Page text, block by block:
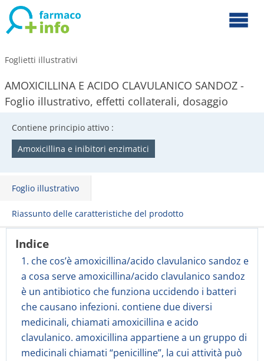
Foglietti illustrativi
AMOXICILLINA E ACIDO CLAVULANICO SANDOZ -
Foglio illustrativo, effetti collaterali, dosaggio
Contiene principio attivo :
Amoxicillina e inibitori enzimatici
Foglio illustrativo
Riassunto delle caratteristiche del prodotto
Indice
1. che cos’è amoxicillina/acido clavulanico sandoz e
a cosa serve amoxicillina/acido clavulanico sandoz
è un antibiotico che funziona uccidendo i batteri
che causano infezioni. contiene due diversi
medicinali, chiamati amoxicillina e acido
clavulanico. amoxicillina appartiene a un gruppo di
medicinali chiamati “penicilline”, la cui attività può